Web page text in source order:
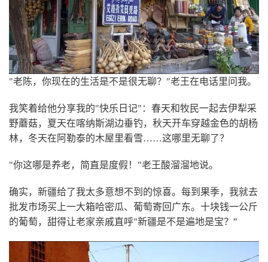
"老陈，你现在的生活是不是很无聊？"老王在电话里问我。
我笑着给他分享我的"快乐日记"：春天和牧民一起去伊犁采
野蘑菇，夏天在喀纳斯湖边垂钓，秋天开车穿越金色的胡杨
林，冬天在阿勒泰的木屋里看雪……这哪里无聊了？
"你这哪是养老，简直是度假！"老王酸溜溜地说。
确实，新疆给了我太多意想不到的惊喜。每到果季，我就去
批发市场买上一大箱哈密瓜、葡萄寄回广东。十块钱一公斤
的葡萄，甜得让老家亲戚直呼"新疆是不是遍地是宝？ "